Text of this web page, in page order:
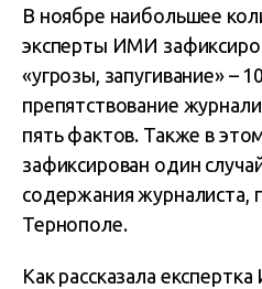
В ноябре наибольшее
эксперты ИМИ
«угрозы, запугивание» –
препятствование
пять фактов. Также в
зафиксирован один
содержания журналиста,
Тернополе.
Как рассказала